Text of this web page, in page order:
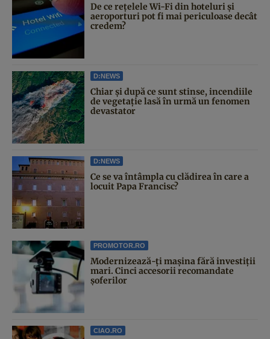
De ce rețelele Wi-Fi din hoteluri și
aeroporturi pot fi mai periculoase decât
credem?
D:NEWS
Chiar și după ce sunt stinse, incendiile
de vegetație lasă în urmă un fenomen
devastator
D:NEWS
Ce se va întâmpla cu clădirea în care a
locuit Papa Francisc?
PROMOTOR.RO
Modernizează-ți mașina fără investiții
mari. Cinci accesorii recomandate
șoferilor
CIAO.RO